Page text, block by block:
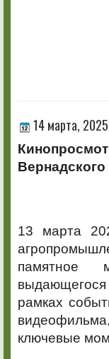
14 марта, 2025
Вернадского
13 марта
памятное
рамках
ключевые